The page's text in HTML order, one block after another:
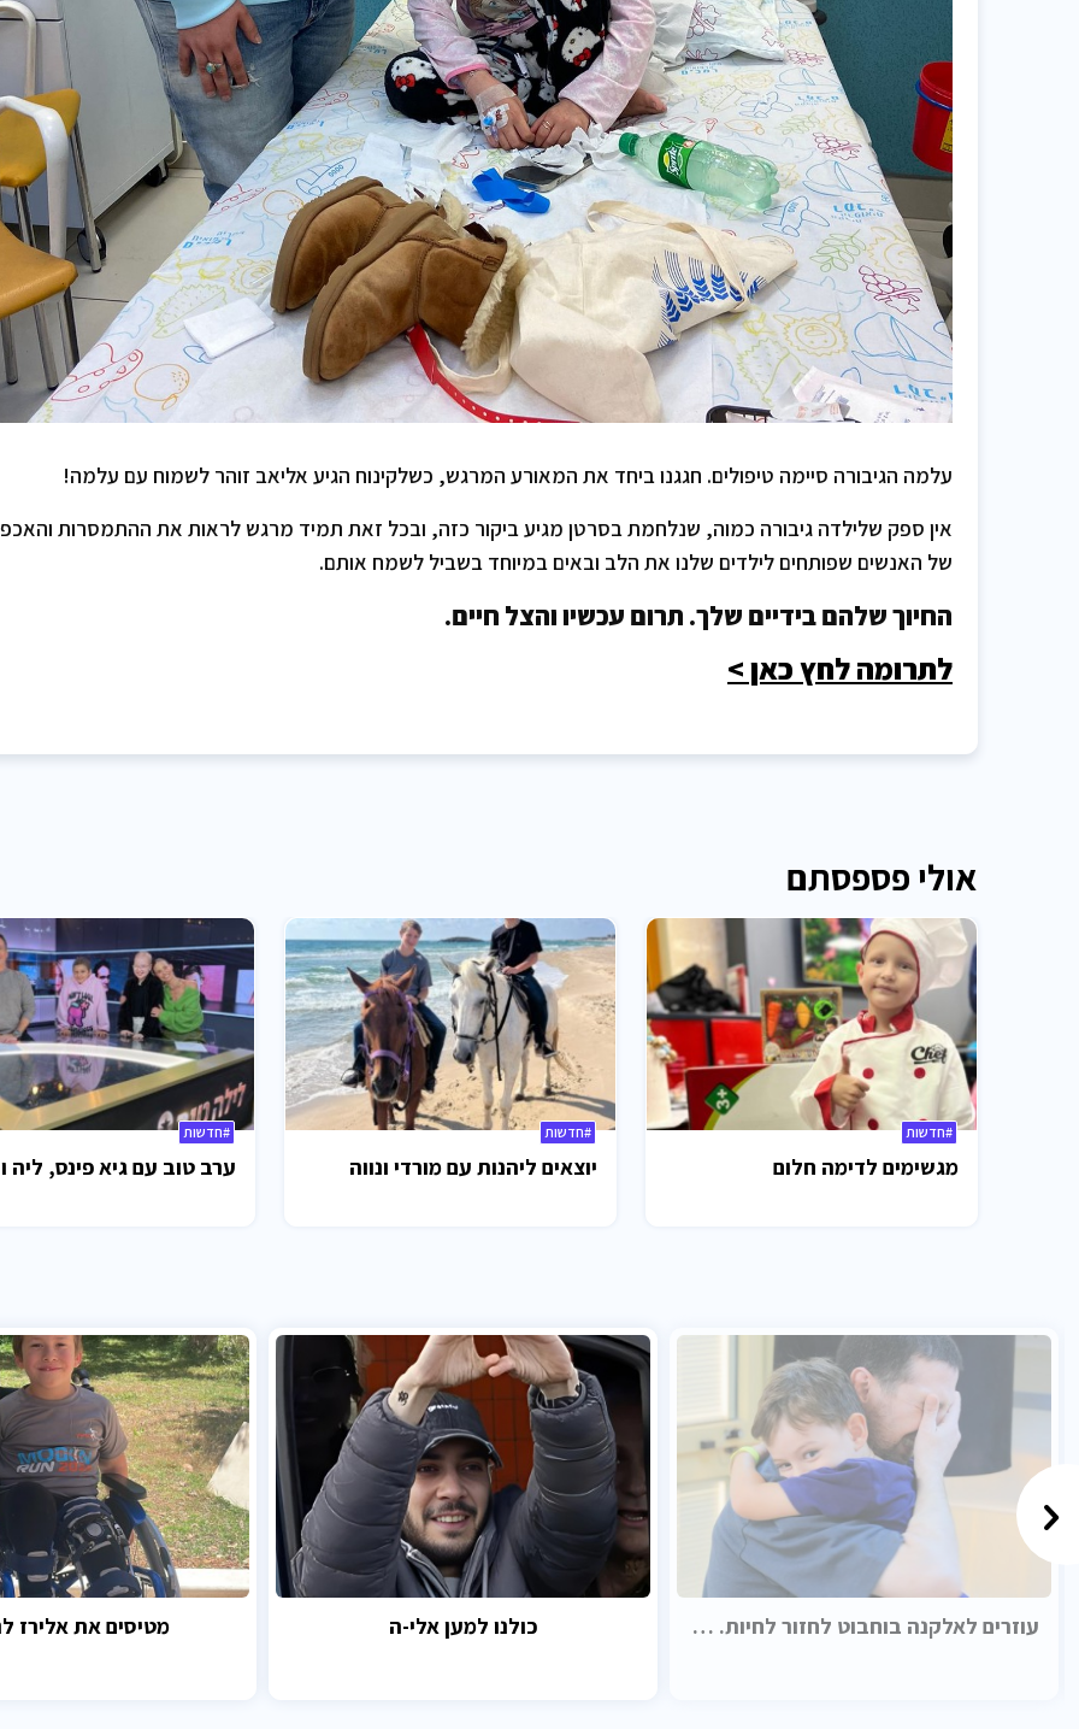
עלמה הגיבורה סיימה טיפולים. חגגנו ביחד את המאורע המרגש, כשלקינוח הגיע אליאב זוהר לשמוח עם עלמה!
אין ספק שלילדה גיבורה כמוה, שנלחמת בסרטן מגיע ביקור כזה, ובכל זאת תמיד מרגש לראות את ההתמסרות
של האנשים שפותחים לילדים שלנו את הלב ובאים במיוחד בשביל לשמח אותם.
החיוך שלהם בידיים שלך. תרום עכשיו והצל חיים.
לתרומה לחץ כאן >
אולי פספסתם
#חדשות
מגשימים לדימה חלום
#חדשות
יוצאים ליהנות עם מורדי ונווה
#חדשות
ערב טוב עם גיא פינס, ליה
עוזרים לאלקנה בוחבוט לחזור לחיות. בכבוד. כולנו למען אלי-ה מטיסים את אלירז